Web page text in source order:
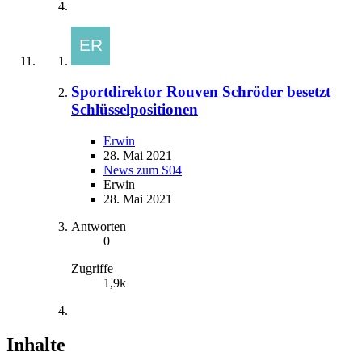
Sportdirektor Rouven Schröder besetzt
Schlüsselpositionen
Erwin
28. Mai 2021
News zum S04
Erwin
28. Mai 2021
Antworten
0
Zugriffe
1,9k
Inhalte